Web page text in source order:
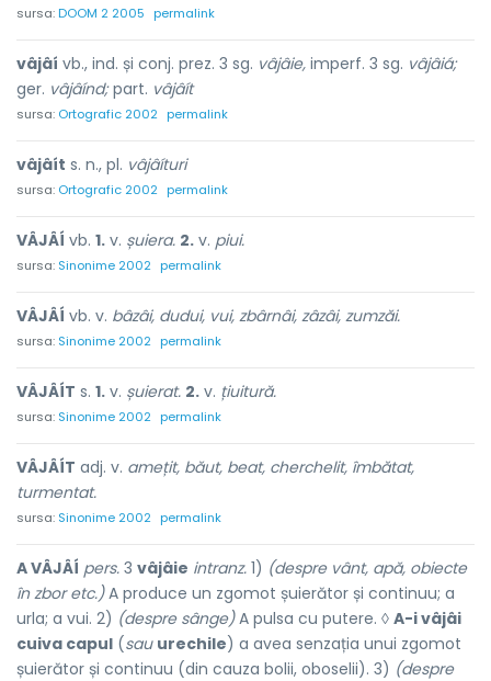
sursa:DOOM 2 2005 permalink
vâjâí vb., ind. și conj. prez. 3 sg. vâjâie, imperf. 3 sg. vâjâiá;
ger. vâjâínd;part. vâjâít
sursa: Ortografic 2002 permalink
vâjâít s. n., pl. vâjâíturi
sursa: Ortografic 2002 permalink
VÂJÂÍ vb. 1. v. șuiera. 2. v. piui.
sursa: Sinonime 2002 permalink
VÂJÂÍ vb. v. bâzâi, dudui, vui, zbârnâi, zâzâi, zumzăi.
sursa: Sinonime 2002 permalink
VÂJÂÍT s. 1. v. șuierat. 2. v. țiuitură.
sursa: Sinonime 2002 permalink
VÂJÂÍT adj. v. amețit, băut, beat, cherchelit, îmbătat,
turmentat.
sursa: Sinonime 2002 permalink
A VÂJÂÍ pers. 3 vâjâie intranz. 1) (despre vânt, apă, obiecte
în zbor etc.)A produce un zgomot șuierător și continuu; a
urla; a vui. 2) (despre sânge)A pulsa cu putere. ◊ A-i vâjâi
cuiva capul (sau urechile) a avea senzația unui zgomot
șuierător și continuu (din cauza bolii, oboselii). 3) (despre